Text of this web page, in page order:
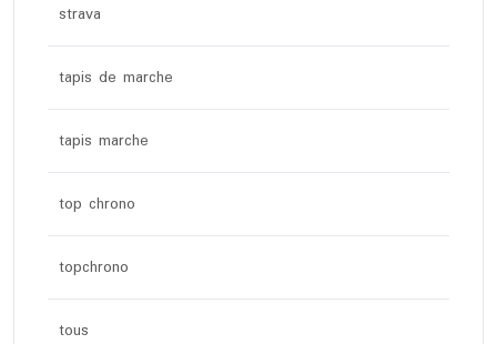
strava
tapis de marche
tapis marche
top chrono
topchrono
tous